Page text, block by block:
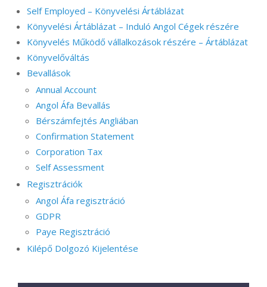
Self Employed – Könyvelési Ártáblázat
Könyvelési Ártáblázat – Induló Angol Cégek részére
Könyvelés Működő vállalkozások részére – Ártáblázat
Könyvelőváltás
Bevallások
Annual Account
Angol Áfa Bevallás
Bérszámfejtés Angliában
Confirmation Statement
Corporation Tax
Self Assessment
Regisztrációk
Angol Áfa regisztráció
GDPR
Paye Regisztráció
Kilépő Dolgozó Kijelentése